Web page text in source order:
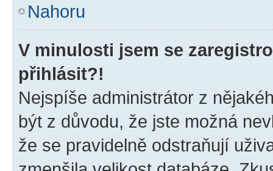
Nahoru
V minulosti jsem se
přihlásit?!
Nejspíše administrátor z
být z důvodu, že jste možná
že se pravidelně odstraňují